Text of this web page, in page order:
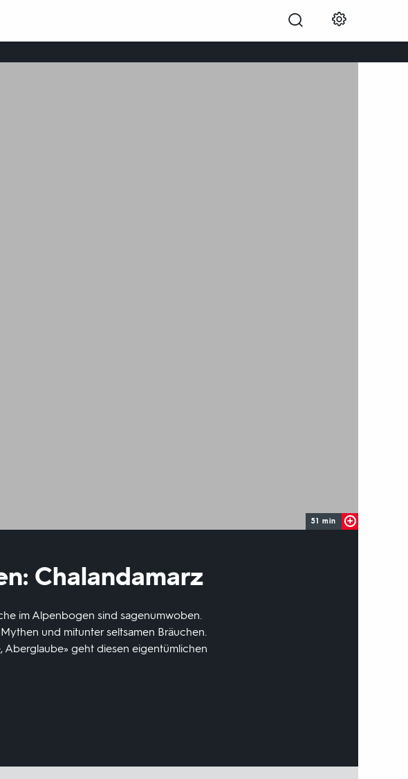
51 min
Chalandamarz
im Alpenbogen sind sagenumwoben.
und mitunter seltsamen Bräuchen.
Aberglaube» geht diesen eigentümlichen